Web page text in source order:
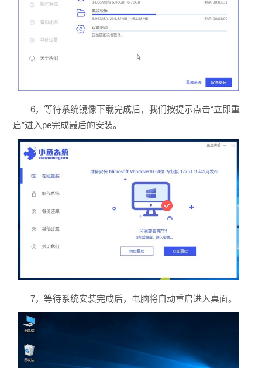
6，等待系统镜像下载完成后，我们按提示点击“立即重
启”进入pe完成最后的安装。
7，等待系统安装完成后，电脑将自动重启进入桌面。